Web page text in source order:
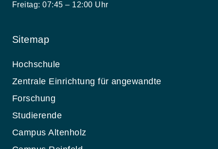
Freitag: 07:45 – 12:00 Uhr
Sitemap
Hochschule
Zentrale Einrichtung für angewandte
Forschung
Studierende
Campus Altenholz